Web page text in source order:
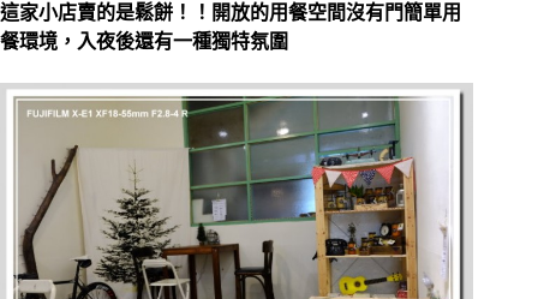
這家小店賣的是鬆餅！！開放的用餐空間沒有門簡單用
餐環境，入夜後還有一種獨特氛圍